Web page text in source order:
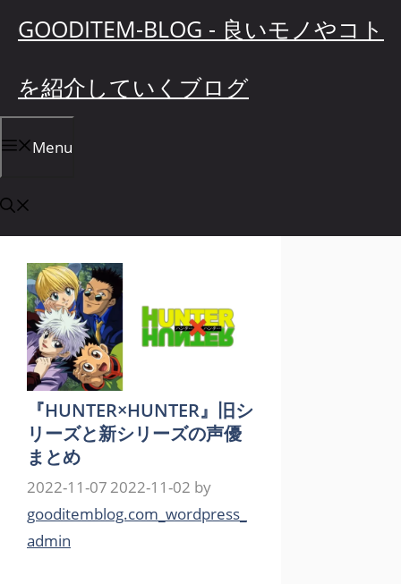
ツ
へ
ス
キ
GOODITEM-BLOG - 良いモノやコト
を紹介していくブログ
Menu
『HUNTER×HUNTER』旧シ
リーズと新シリーズの声優
まとめ
2022-11-07 2022-11-02 by
gooditemblog.com_wordpress_
admin